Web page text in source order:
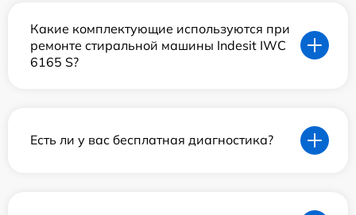
Какие комплектующие используются при
ремонте стиральной машины Indesit IWC
6165 S?
Есть ли у вас бесплатная диагностика?